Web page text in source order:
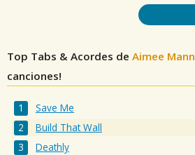
Top Tabs & Acordes de Aimee Mann
canciones!
Save Me
Build That Wall
Deathly